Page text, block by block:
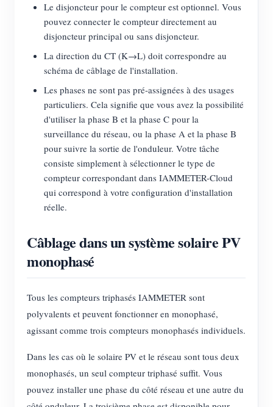
Le disjoncteur pour le compteur est optionnel. Vous
pouvez connecter le compteur directement au
disjoncteur principal ou sans disjoncteur.
La direction du CT (K→L) doit correspondre au
schéma de câblage de l'installation.
Les phases ne sont pas pré-assignées à des usages
particuliers. Cela signifie que vous avez la possibilité
d'utiliser la phase B et la phase C pour la
surveillance du réseau, ou la phase A et la phase B
pour suivre la sortie de l'onduleur. Votre tâche
consiste simplement à sélectionner le type de
compteur correspondant dans IAMMETER-Cloud
qui correspond à votre configuration d'installation
réelle.
Câblage dans un système solaire PV
monophasé
Tous les compteurs triphasés IAMMETER sont
polyvalents et peuvent fonctionner en monophasé,
agissant comme trois compteurs monophasés individuels.
Dans les cas où le solaire PV et le réseau sont tous deux
monophasés, un seul compteur triphasé suffit. Vous
pouvez installer une phase du côté réseau et une autre du